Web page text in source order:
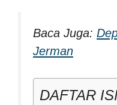
Baca Juga:
Jerman
DAFTAR